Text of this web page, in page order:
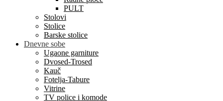
PULT
Stolovi
Stolice
Barske stolice
Dnevne sobe
Ugaone garniture
Dvosed-Trosed
Kauč
Fotelja-Tabure
Vitrine
TV police i komode